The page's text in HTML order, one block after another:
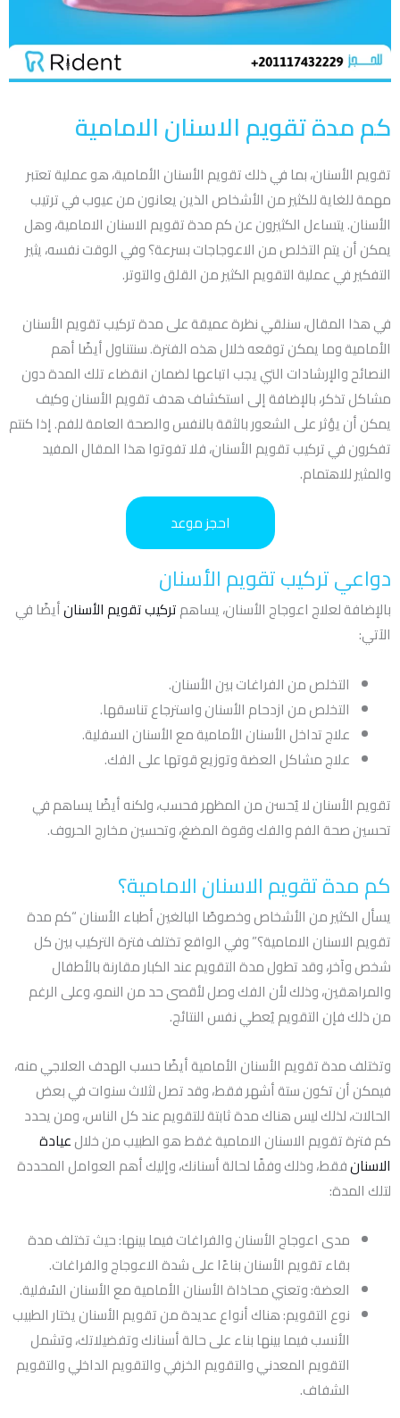
كم مدة تقويم الاسنان الامامية
تقويم الأسنان، بما في ذلك تقويم الأسنان الأمامية، هو عملية تعتبر
مهمة للغاية للكثير من الأشخاص الذين يعانون من عيوب في ترتيب
الأسنان. يتساءل الكثيرون عن كم مدة تقويم الاسنان الامامية، وهل
يمكن أن يتم التخلص من الاعوجاجات بسرعة؟ وفي الوقت نفسه، يثير
التفكير في عملية التقويم الكثير من القلق والتوتر.
في هذا المقال، سنلقي نظرة عميقة على مدة تركيب تقويم الأسنان
الأمامية وما يمكن توقعه خلال هذه الفترة. سنتناول أيضًا أهم
النصائح والإرشادات التي يجب اتباعها لضمان انقضاء تلك المدة دون
مشاكل تذكر، بالإضافة إلى استكشاف هدف تقويم الأسنان وكيف
يمكن أن يؤثر على الشعور بالثقة بالنفس والصحة العامة للفم. إذا كنتم
تفكرون في تركيب تقويم الأسنان، فلا تفوتوا هذا المقال المفيد
والمثير للاهتمام.
احجز موعد
دواعي تركيب تقويم الأسنان
بالإضافة لعلاج اعوجاج الأسنان، يساهمتركيب تقويم الأسنانأيضًا في
الآتي:
التخلص من الفراغات بين الأسنان.
التخلص من ازدحام الأسنان واسترجاع تناسقها.
علاج تداخل الأسنان الأمامية مع الأسنان السفلية.
علاج مشاكل العضة وتوزيع قوتها على الفك.
تقويم الأسنان لا يُحسن من المظهر فحسب، ولكنه أيضًا يساهم في
تحسين صحة الفم والفك وقوة المضغ، وتحسين مخارج الحروف.
كم مدة تقويم الاسنان الامامية؟
يسأل الكثير من الأشخاص وخصوصًا البالغين أطباء الأسنان “كم مدة
تقويم الاسنان الامامية؟” وفي الواقع تختلف فترة التركيب بين كل
شخص وآخر، وقد تطول مدة التقويم عند الكبار مقارنة بالأطفال
والمراهقين، وذلك لأن الفك وصل لأقصى حد من النمو، وعلى الرغم
من ذلك فإن التقويم يُعطي نفس النتائج.
وتختلف مدة تقويم الأسنان الأمامية أيضًا حسب الهدف العلاجي منه،
فيمكن أن تكون ستة أشهر فقط، وقد تصل لثلاث سنوات في بعض
الحالات، لذلك ليس هناك مدة ثابتة للتقويم عند كل الناس، ومن يحدد
كم فترة تقويم الاسنان الامامية غقط هو الطبيب من خلالعيادة
الاسنانفقط، وذلك وفقًا لحالة أسنانك، وإليك أهم العوامل المحددة
لتلك المدة:
مدى اعوجاج الأسنان والفراغات فيما بينها: حيث تختلف مدة
بقاء تقويم الأسنان بناءًا على شدة الاعوجاج والفراغات.
العضة: وتعني محاذاة الأسنان الأمامية مع الأسنان السُفلية.
نوع التقويم: هناك أنواع عديدة من تقويم الأسنان يختار الطبيب
الأنسب فيما بينها بناء على حالة أسنانك وتفضيلاتك، وتشمل
التقويم المعدني والتقويم الخزفي والتقويم الداخلي والتقويم
الشفاف.